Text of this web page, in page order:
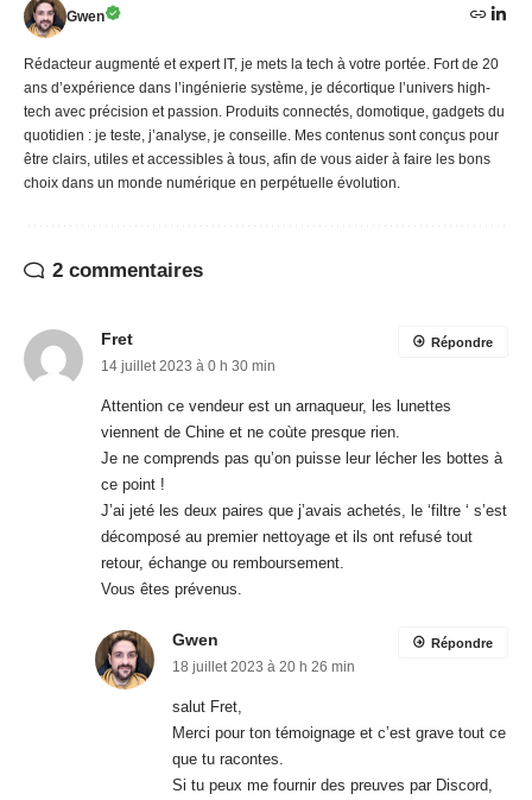
Gwen
Rédacteur augmenté et expert IT, je mets la tech à votre portée. Fort de 20
ans d’expérience dans l’ingénierie système, je décortique l’univers high-
tech avec précision et passion. Produits connectés, domotique, gadgets du
quotidien : je teste, j’analyse, je conseille. Mes contenus sont conçus pour
être clairs, utiles et accessibles à tous, afin de vous aider à faire les bons
choix dans un monde numérique en perpétuelle évolution.
2 commentaires
Fret
14 juillet 2023 à 0 h 30 min
Attention ce vendeur est un arnaqueur, les lunettes
viennent de Chine et ne coùte presque rien.
Je ne comprends pas qu’on puisse leur lécher les bottes à
ce point !
J’ai jeté les deux paires que j’avais achetés, le ‘filtre ‘ s’est
décomposé au premier nettoyage et ils ont refusé tout
retour, échange ou remboursement.
Vous êtes prévenus.
Répondre
Gwen
18 juillet 2023 à 20 h 26 min
salut Fret,
Merci pour ton témoignage et c’est grave tout ce
que tu racontes.
Si tu peux me fournir des preuves par Discord,
Répondre